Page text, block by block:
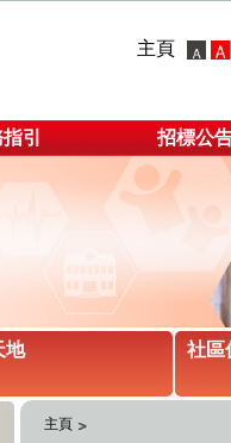
主頁
引 招標公
地 社區
主頁